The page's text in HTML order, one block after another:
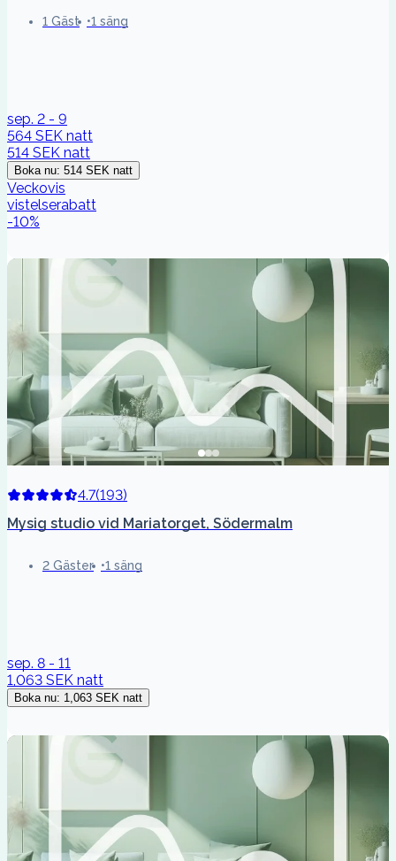
1 Gäst 1 säng
sep. 2 - 9
564 SEK natt
514 SEK natt
Boka nu: 514 SEK natt
Veckovis
vistelserabatt
-10%
4.7(193)
Mysig studio vid Mariatorget, Södermalm
2 Gäster 1 säng
sep. 8 - 11
1,063 SEK natt
Boka nu: 1,063 SEK natt